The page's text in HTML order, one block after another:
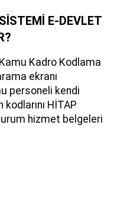
E-DEVLET
Kadro Kodlama
ekranı
personeli kendi
HİTAP
hizmet belgeleri